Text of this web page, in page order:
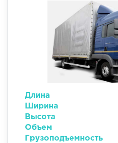
Длина
Ширина
Высота
Объем
Грузоподъемность